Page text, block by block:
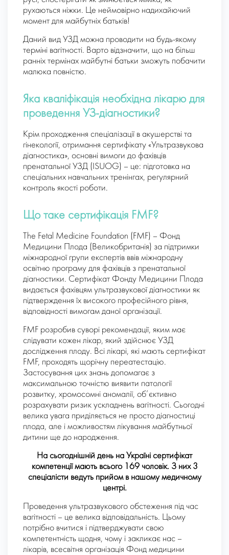
рухаються ніжки. Це неймовірно надихайючий
момент для майбутніх батьків!
Даний вид УЗД можна проводити на будь-якому
терміні вагітності. Варто відзначити, що на більш
ранніх термінах майбутні батьки зможуть побачити
малюка повністю.
Яка кваліфікація необхідна лікарю для
проведення УЗ-діагностики?
Крім проходження спеціалізації в акушерстві та
гінекології, отримання сертифікату «Ультразвукова
діагностика», основні вимоги до фахівців
пренатальної УЗД (ISUOG) – це: підготовка на
спеціальних навчальних тренінгах, регулярний
контроль якості роботи.
Що таке сертифікація FMF?
The Fetal Medicine Foundation (FMF) – Фонд
Медицини Плода (Великобританія) за підтримки
міжнародної групи експертів ввів міжнародну
освітню програму для фахівців з пренатальної
діагностики. Сертифікат Фонду Медицини Плода
видається фахівцям ультразвукової діагностики як
підтверждення їх високого професійного рівня,
відповідності вимогам даної організації.
FMF розробив суворі рекомендації, яким має
слідувати кожен лікар, який здійснює УЗД
дослідження плоду. Всі лікарі, які мають сертифікат
FMF, проходять щорічну переатестацію.
Застосування цих знань допомагає з
максимальною точністю виявити патології
розвитку, хромосомні аномалії, об’єктивно
розрахувати ризик ускладнень вагітності. Сьогодні
велика увага приділяється не просто діагностиці
плода, але і можливостям лікування майбутньої
дитини ще до народження.
На сьогоднішній день на Україні сертифікат
компетенції мають всього 169 чоловік. З них 3
спеціалісти ведуть прийом в нашому медичному
центрі.
Проведення ультразвукового обстеження під час
вагітності – це велика відповідальність. Цьому
потрібно вчитися і підтверджувати свою
компетентність щодня, чому і закликає нас –
лікарів, всесвітня організація Фонд медицини